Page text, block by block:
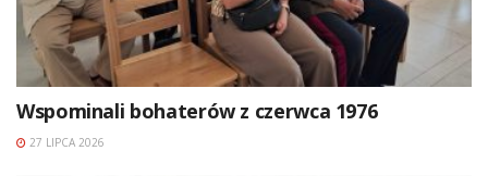
Wspominali bohaterów z czerwca 1976
27 LIPCA 2026